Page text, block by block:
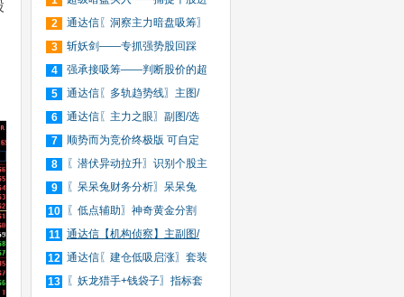
入
2
通达信〖洞察主力暗盘吸筹〗
捕
3
斩妖剑——专抓强势股回踩
20日
4
强承接吸筹——判断股价的超
买
5
通达信〖多轨趋势线〗主图/
选
6
通达信〖主力之眼〗副图/选
股
7
顺势而为竞价终极版 可自定
义
8
〖潜伏异动拉升〗识别个股主
力
9
〖呆呆兔财务分析〗呆呆兔
F10
10
〖低点辅助〗神奇黄金分割
+趋
11 通达信【机构侦察】主副图/
选
12 通达信〖建仓低吸启涨〗套装
指
13
〖妖龙猎手+钱袋子〗指标套